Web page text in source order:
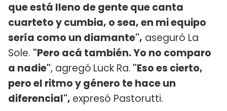
que está lleno de gente que canta
cuarteto y cumbia, o sea, en mi equipo
sería como un diamante", aseguró La
Sole. "Pero acá también. Yo no comparo
a nadie", agregó Luck Ra. "Eso es cierto,
pero el ritmo y género te hace un
diferencial", expresó Pastorutti.